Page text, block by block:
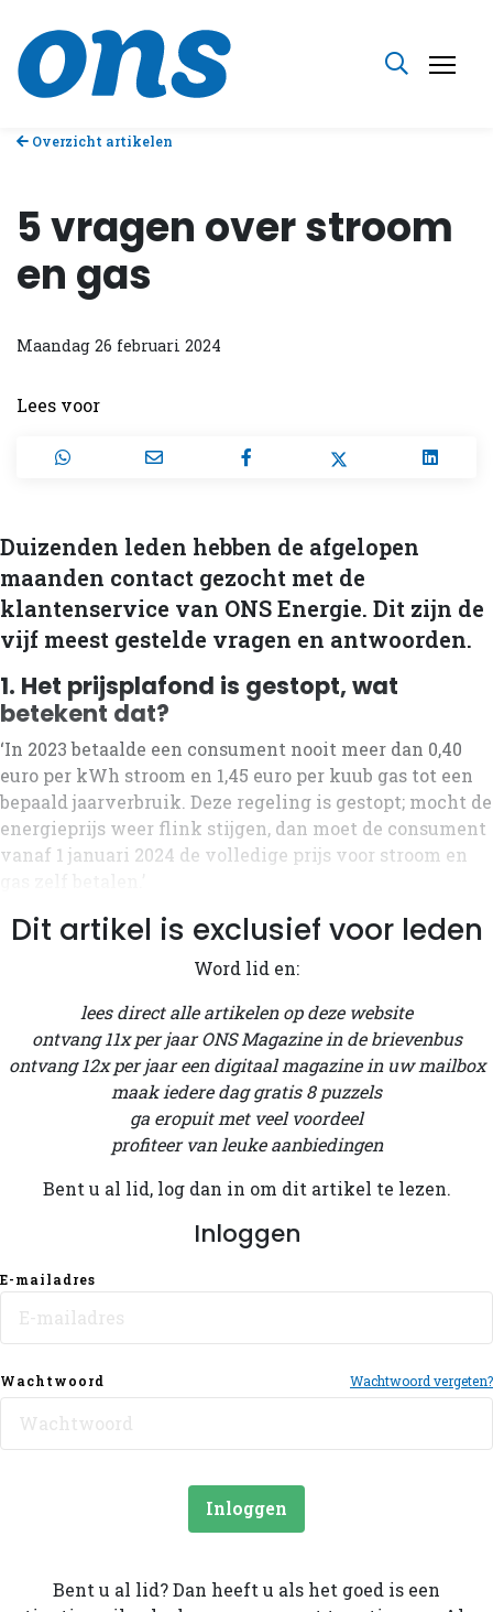
Overzicht artikelen
5 vragen over stroom
en gas
Maandag 26 februari 2024
Lees voor
Duizenden leden hebben de afgelopen
maanden contact gezocht met de
klantenservice van ONS Energie. Dit zijn de
vijf meest gestelde vragen en antwoorden.
1. Het prijsplafond is gestopt, wat
betekent dat?
‘In 2023 betaalde een consument nooit meer dan 0,40
euro per kWh stroom en 1,45 euro per kuub gas tot een
bepaald jaarverbruik. Deze regeling is gestopt; mocht de
energieprijs weer flink stijgen, dan moet de consument
vanaf 1 januari 2024 de volledige prijs voor stroom en
Dit artikel is exclusief voor leden
Word lid en:
lees direct alle artikelen op deze website
ontvang 11x per jaar ONS Magazine in de brievenbus
ontvang 12x per jaar een digitaal magazine in uw mailbox
maak iedere dag gratis 8 puzzels
ga eropuit met veel voordeel
profiteer van leuke aanbiedingen
Bent u al lid, log dan in om dit artikel te lezen.
Inloggen
E-mailadres
Wachtwoord Wachtwoord vergeten?
Inloggen
Bent u al lid? Dan heeft u als het goed is een